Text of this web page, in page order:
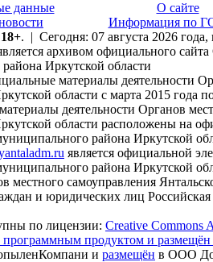
данные
О сайте
Информация по
18+. | Сегодня: 07 августа 2026
архивом официального
Иркутской области
материалы деятельности
области с марта 2015 года
деятельности Органов
области расположены на
района Иркутской
является официальной
района Иркутской
самоуправления
и юридических лиц
по лицензии: Creative Commons
программным продуктом и
и размещён в ООО